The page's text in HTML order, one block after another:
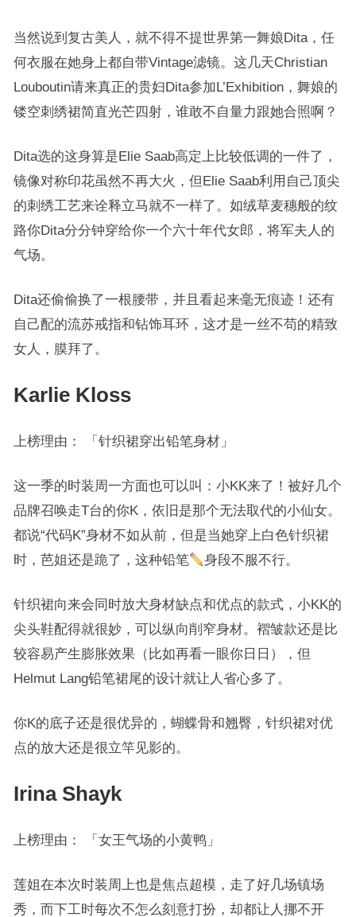
当然说到复古美人，就不得不提世界第一舞娘Dita，任
何衣服在她身上都自带Vintage滤镜。这几天Christian
Louboutin请来真正的贵妇Dita参加L’Exhibition，舞娘的
镂空刺绣裙简直光芒四射，谁敢不自量力跟她合照啊？
Dita选的这身算是Elie Saab高定上比较低调的一件了，
镜像对称印花虽然不再大火，但Elie Saab利用自己顶尖
的刺绣工艺来诠释立马就不一样了。如绒草麦穗般的纹
路你Dita分分钟穿给你一个六十年代女郎，将军夫人的
气场。
Dita还偷偷换了一根腰带，并且看起来毫无痕迹！还有
自己配的流苏戒指和钻饰耳环，这才是一丝不苟的精致
女人，膜拜了。
Karlie Kloss
上榜理由： 「针织裙穿出铅笔身材」
这一季的时装周一方面也可以叫：小KK来了！被好几个
品牌召唤走T台的你K，依旧是那个无法取代的小仙女。
都说“代码K”身材不如从前，但是当她穿上白色针织裙
时，芭姐还是跪了，这种铅笔
身段不服不行。
针织裙向来会同时放大身材缺点和优点的款式，小KK的
尖头鞋配得就很妙，可以纵向削窄身材。褶皱款还是比
较容易产生膨胀效果（比如再看一眼你日日），但
Helmut Lang铅笔裙尾的设计就让人省心多了。
你K的底子还是很优异的，蝴蝶骨和翘臀，针织裙对优
点的放大还是很立竿见影的。
Irina Shayk
上榜理由： 「女王气场的小黄鸭」
莲姐在本次时装周上也是焦点超模，走了好几场镇场
秀，而下工时每次不怎么刻意打扮，却都让人挪不开